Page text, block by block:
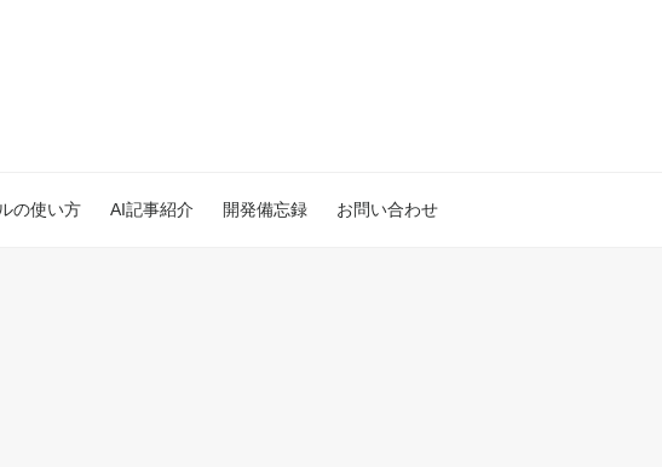
の使い方 AI記事紹介 開発備忘録 お問い合わせ